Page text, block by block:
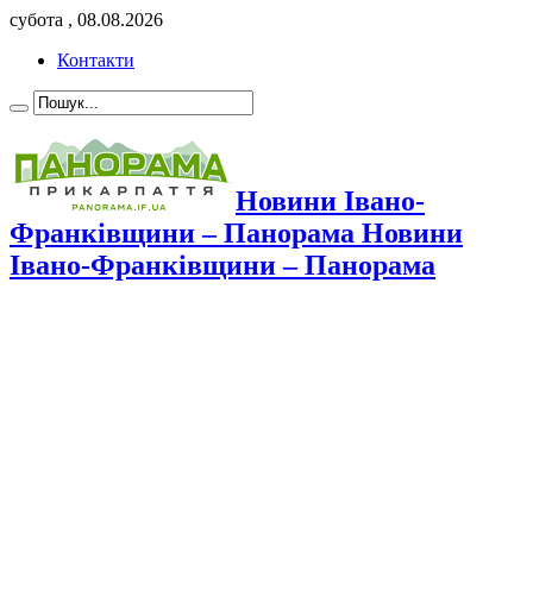
субота , 08.08.2026
Контакти
Новини Івано-
Франківщини – Панорама Новини
Івано-Франківщини – Панорама